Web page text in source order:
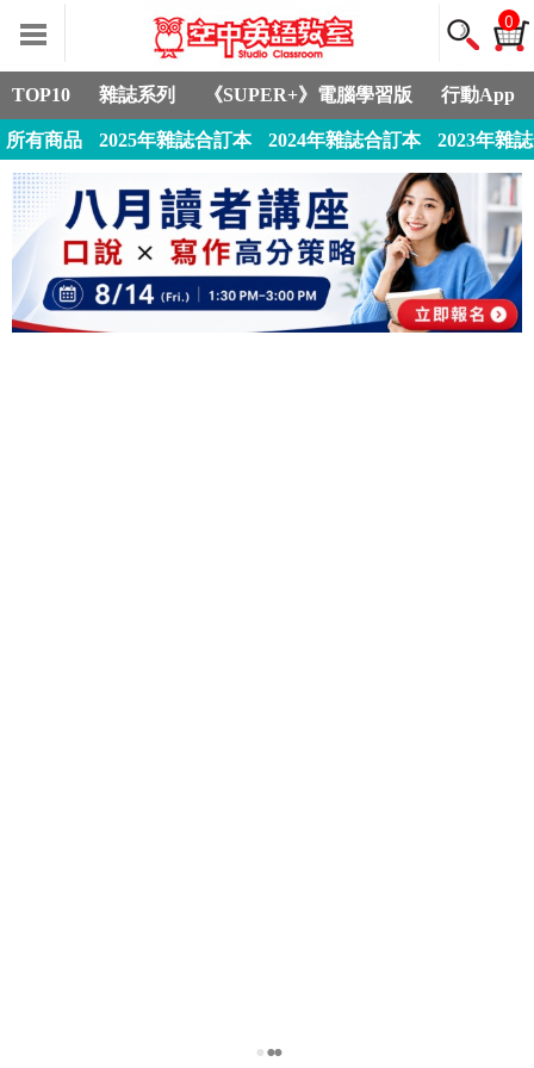
0
TOP10 雜誌系列 《SUPER+》電腦學習版 行動App
所有商品 2025年雜誌合訂本 2024年雜誌合訂本 2023年雜